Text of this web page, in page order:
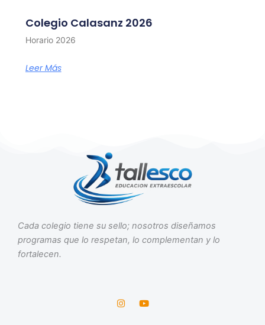
Colegio Calasanz 2026
Horario 2026
Leer Más
Cada colegio tiene su sello; nosotros diseñamos
programas que lo respetan, lo complementan y lo
fortalecen.
I
n
Y
o